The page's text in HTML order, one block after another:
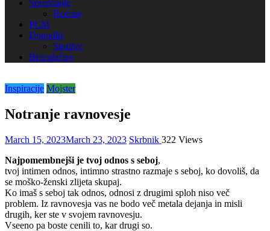
Sproščanje
Roman
PCM
Dogodki
Storitve
Brezplačno
Inspiracije Mojster
Notranje ravnovesje
March 15, 2023March 23, 2023 Skrbnik 322 Views
Najpomembnejši je tvoj odnos s seboj,
tvoj intimen odnos, intimno strastno razmaje s seboj, ko dovoliš, da
se moško-ženski zlijeta skupaj.
Ko imaš s seboj tak odnos, odnosi z drugimi sploh niso več
problem. Iz ravnovesja vas ne bodo več metala dejanja in misli
drugih, ker ste v svojem ravnovesju.
Vseeno pa boste cenili to, kar drugi so.